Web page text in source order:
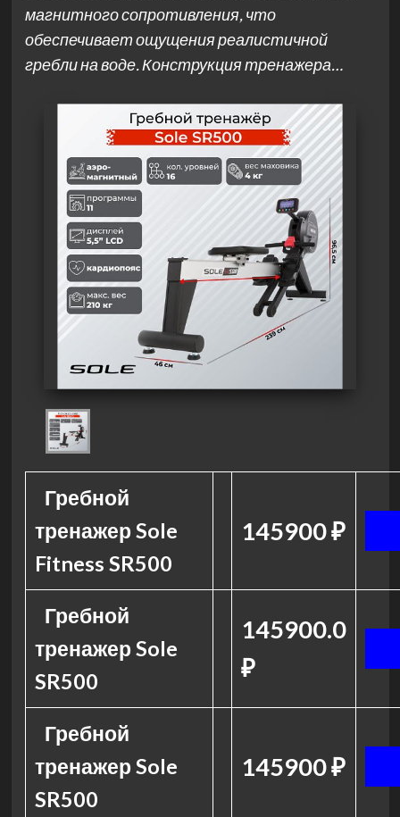
магнитного сопротивления, что
обеспечивает ощущения реалистичной
гребли на воде. Конструкция тренажера…
Гребной
тренажер Sole
Fitness SR500
145900 ₽
Гребной
тренажер Sole
SR500
145900.0
₽
Гребной
тренажер Sole
SR500
145900 ₽